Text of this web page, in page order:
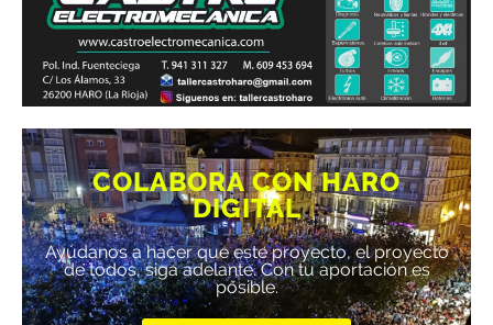
COLABORA CON HARO
DIGITAL
Ayúdanos a hacer que este proyecto, el proyecto
de todos, siga adelante. Con tu aportación es
posible.